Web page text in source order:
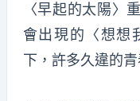
〈早起的太陽〉
會出現的〈想想
下，許多久違的